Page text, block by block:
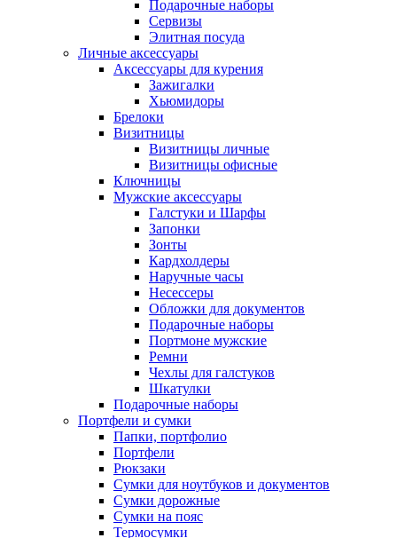
Подарочные наборы
Сервизы
Элитная посуда
Личные аксессуары
Аксессуары для курения
Зажигалки
Хьюмидоры
Брелоки
Визитницы
Визитницы личные
Визитницы офисные
Ключницы
Мужские аксессуары
Галстуки и Шарфы
Запонки
Зонты
Кардхолдеры
Наручные часы
Несессеры
Обложки для документов
Подарочные наборы
Портмоне мужские
Ремни
Чехлы для галстуков
Шкатулки
Подарочные наборы
Портфели и сумки
Папки, портфолио
Портфели
Рюкзаки
Сумки для ноутбуков и документов
Сумки дорожные
Сумки на пояс
Термосумки